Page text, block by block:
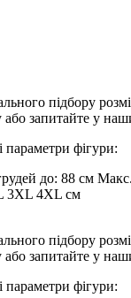
підбору
або запитайте у
параметри фігури:
до: 88 см Макс.
3XL 4XL см
підбору
або запитайте у
параметри фігури: